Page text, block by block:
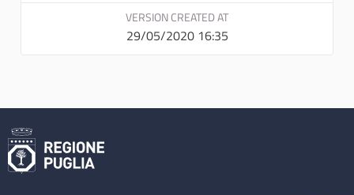
VERSION CREATED AT
29/05/2020 16:35